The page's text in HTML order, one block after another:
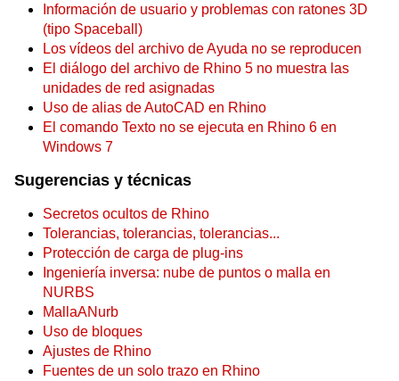
Información de usuario y problemas con ratones 3D
(tipo Spaceball)
Los vídeos del archivo de Ayuda no se reproducen
El diálogo del archivo de Rhino 5 no muestra las
unidades de red asignadas
Uso de alias de AutoCAD en Rhino
El comando Texto no se ejecuta en Rhino 6 en
Windows 7
Sugerencias y técnicas
Secretos ocultos de Rhino
Tolerancias, tolerancias, tolerancias...
Protección de carga de plug-ins
Ingeniería inversa: nube de puntos o malla en
NURBS
MallaANurb
Uso de bloques
Ajustes de Rhino
Fuentes de un solo trazo en Rhino